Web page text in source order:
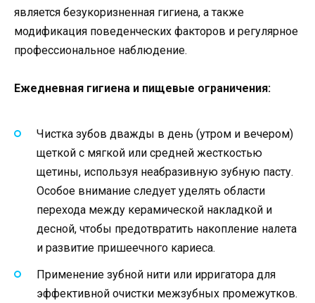
является безукоризненная гигиена, а также
модификация поведенческих факторов и регулярное
профессиональное наблюдение.
Ежедневная гигиена и пищевые ограничения:
Чистка зубов дважды в день (утром и вечером)
щеткой с мягкой или средней жесткостью
щетины, используя неабразивную зубную пасту.
Особое внимание следует уделять области
перехода между керамической накладкой и
десной, чтобы предотвратить накопление налета
и развитие пришеечного кариеса.
Применение зубной нити или ирригатора для
эффективной очистки межзубных промежутков.